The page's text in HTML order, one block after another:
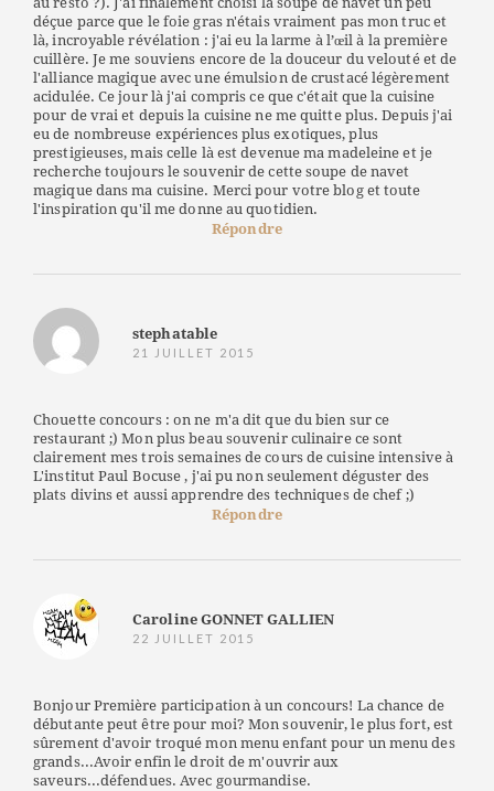
déçue parce que le foie gras n'étais vraiment pas mon truc et
là, incroyable révélation : j'ai eu la larme à l’œil à la première
cuillère. Je me souviens encore de la douceur du velouté et de
l'alliance magique avec une émulsion de crustacé légèrement
acidulée. Ce jour là j'ai compris ce que c'était que la cuisine
pour de vrai et depuis la cuisine ne me quitte plus. Depuis j'ai
eu de nombreuse expériences plus exotiques, plus
prestigieuses, mais celle là est devenue ma madeleine et je
recherche toujours le souvenir de cette soupe de navet
magique dans ma cuisine. Merci pour votre blog et toute
l'inspiration qu'il me donne au quotidien.
Répondre
stephatable
21 JUILLET 2015
Chouette concours : on ne m'a dit que du bien sur ce
restaurant ;) Mon plus beau souvenir culinaire ce sont
clairement mes trois semaines de cours de cuisine intensive à
L'institut Paul Bocuse , j'ai pu non seulement déguster des
plats divins et aussi apprendre des techniques de chef ;)
Répondre
Caroline GONNET GALLIEN
22 JUILLET 2015
Bonjour Première participation à un concours! La chance de
débutante peut être pour moi? Mon souvenir, le plus fort, est
sûrement d'avoir troqué mon menu enfant pour un menu des
grands...Avoir enfin le droit de m'ouvrir aux
saveurs...défendues. Avec gourmandise.